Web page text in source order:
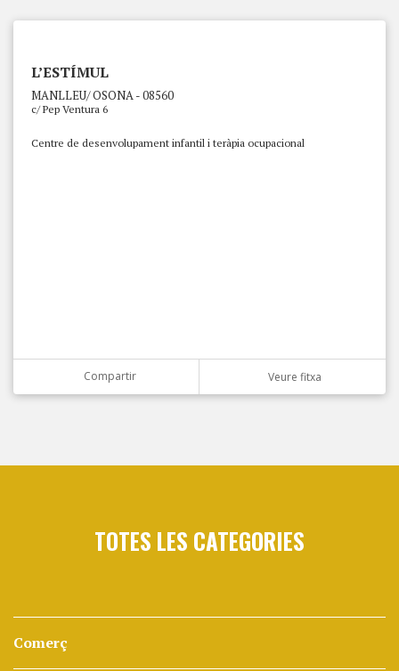
L’ESTÍMUL
MANLLEU/ OSONA - 08560
c/ Pep Ventura 6
Centre de desenvolupament infantil i teràpia ocupacional
Compartir Veure fitxa
TOTES LES CATEGORIES
Comerç